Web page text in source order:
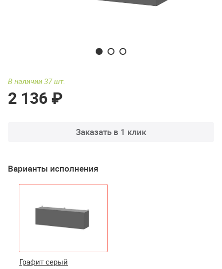
В наличии 37 шт.
2 136 ₽
Заказать в 1 клик
Варианты исполнения
Графит серый